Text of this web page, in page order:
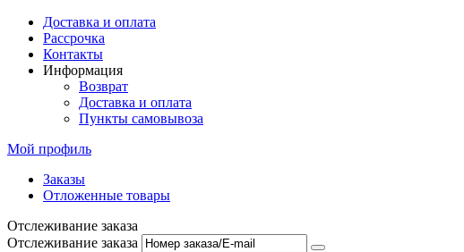
Доставка и оплата
Рассрочка
Контакты
Информация
Возврат
Доставка и оплата
Пункты самовывоза
Мой профиль
Заказы
Отложенные товары
Отслеживание заказа
Отслеживание заказа